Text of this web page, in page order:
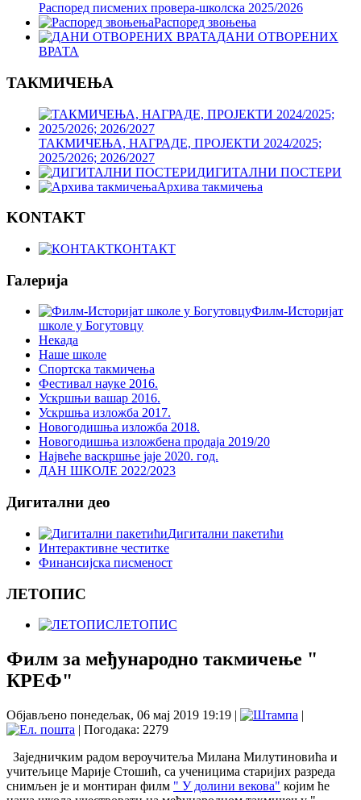
Распоред писмених провера-школска 2025/2026
Распоред звоњења
ДАНИ ОТВОРЕНИХ
ВРАТА
ТАКМИЧЕЊА
ТАКМИЧЕЊА, НАГРАДЕ, ПРОЈЕКТИ 2024/2025;
2025/2026; 2026/2027
ДИГИТАЛНИ ПОСТЕРИ
Архива такмичења
KONTAKT
КОНТАКТ
Галерија
Филм-Историјат
школе у Богутовцу
Некада
Наше школе
Спортска такмичења
Фестивал науке 2016.
Ускршњи вашар 2016.
Ускршња изложба 2017.
Новогодишња изложба 2018.
Новогодишња изложбена продаја 2019/20
Највеће васкршње јаје 2020. год.
ДАН ШКОЛЕ 2022/2023
Дигитални део
Дигитални пакетићи
Интерактивне честитке
Финансијска писменост
ЛЕТОПИС
ЛЕТОПИС
Филм за међународно такмичење "
КРЕФ"
Објављено понедељак, 06 мај 2019 19:19 |
|
| Погодака: 2279
Заједничким радом вероучитеља Милана Милутиновића и
учитељице Марије Стошић, са ученицима старијих разреда
снимљен је и монтиран филм " У долини векова" којим ће